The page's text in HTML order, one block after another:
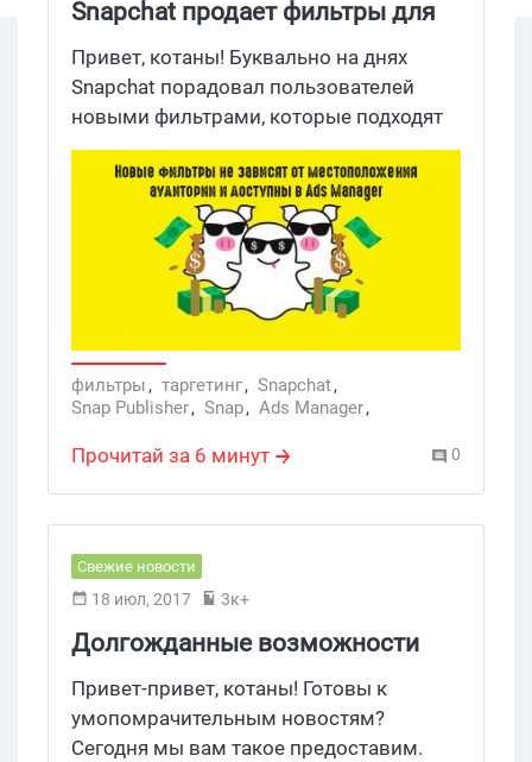
Snapchat продает фильтры для
эффективного таргетинга на ЦА
Привет, котаны! Буквально на днях
Snapchat порадовал пользователей
новыми фильтрами, которые подходят
различным аудиториям, не зависят от
местонахождения и продаются через
Ads Manager.
фильтры, таргетинг, Snapchat,
Snap Publisher, Snap, Ads Manager,
Snaps,Snap Lifestyle,Snapchat Ads Анализ
Прочитай за 6 минут 0
Свежие новости
18 июл, 2017 3к+
Долгожданные возможности
редактирования вертикальных
видео от Snapchat
Привет-привет, котаны! Готовы к
умопомрачительным новостям?
Сегодня мы вам такое предоставим.